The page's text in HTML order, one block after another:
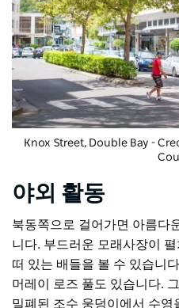
Knox Street, Double Bay -
야외 활동
북동쪽으로 걸어가면 아름다
니다. 부드러운 모래사장이
떠 있는 배들을 볼 수 있습니
머레이 로즈 풀도 있습니다.
밀폐된 조수 웅덩이에서 수영